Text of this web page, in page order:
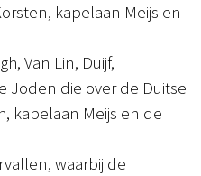
kapelaan Meijs en
Van Lin, Duijf,
Joden die over de Duitse
kapelaan Meijs en de
waarbij de